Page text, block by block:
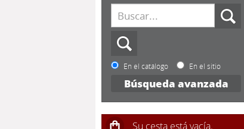
En el catálogo En el sitio
Búsqueda avanzada